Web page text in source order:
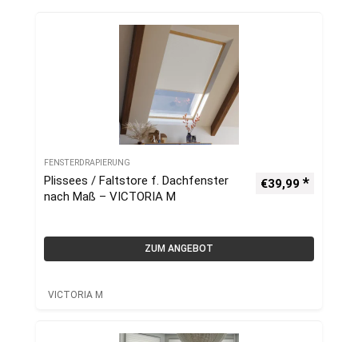
FENSTERDRAPIERUNG
Plissees / Faltstore f. Dachfenster
nach Maß – VICTORIA M
€39,99
ZUM ANGEBOT
VICTORIA M